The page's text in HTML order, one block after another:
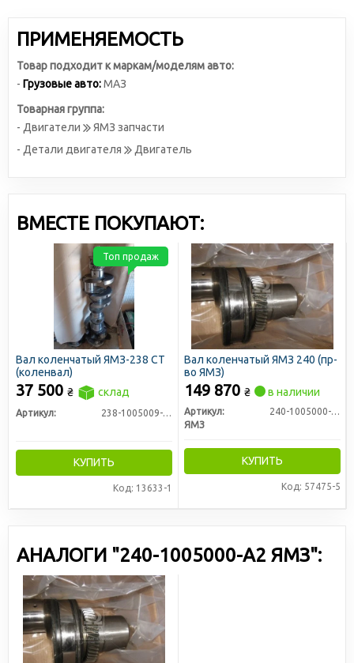
ПРИМЕНЯЕМОСТЬ
Товар подходит к маркам/моделям авто:
- Грузовые авто:МАЗ
Товарная группа:
- Двигатели
ЯМЗ запчасти
- Детали двигателя
Двигатель
ВМЕСТЕ ПОКУПАЮТ:
Вал коленчатый ЯМЗ-238 СТ
(коленвал)
37 500 ₴ склад
Артикул: 238-1005009-Г3
КУПИТЬ
Код: 13633-1
Топ продаж
Вал коленчатый ЯМЗ 240 (пр-
во ЯМЗ)
149 870 ₴ в наличии
Артикул:
240-1005000-А2
ЯМЗ
КУПИТЬ
Код: 57475-5
АНАЛОГИ "240-1005000-А2 ЯМЗ":